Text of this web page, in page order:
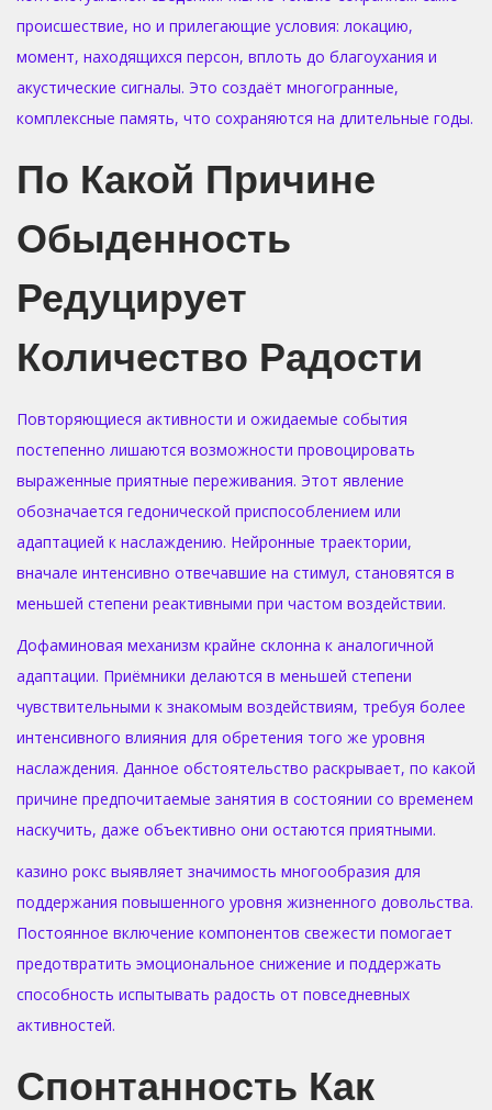
происшествие, но и прилегающие условия: локацию,
момент, находящихся персон, вплоть до благоухания и
акустические сигналы. Это создаёт многогранные,
комплексные память, что сохраняются на длительные годы.
По Какой Причине
Обыденность
Редуцирует
Количество Радости
Повторяющиеся активности и ожидаемые события
постепенно лишаются возможности провоцировать
выраженные приятные переживания. Этот явление
обозначается гедонической приспособлением или
адаптацией к наслаждению. Нейронные траектории,
вначале интенсивно отвечавшие на стимул, становятся в
меньшей степени реактивными при частом воздействии.
Дофаминовая механизм крайне склонна к аналогичной
адаптации. Приёмники делаются в меньшей степени
чувствительными к знакомым воздействиям, требуя более
интенсивного влияния для обретения того же уровня
наслаждения. Данное обстоятельство раскрывает, по какой
причине предпочитаемые занятия в состоянии со временем
наскучить, даже объективно они остаются приятными.
казино рокс выявляет значимость многообразия для
поддержания повышенного уровня жизненного довольства.
Постоянное включение компонентов свежести помогает
предотвратить эмоциональное снижение и поддержать
способность испытывать радость от повседневных
активностей.
Спонтанность Как